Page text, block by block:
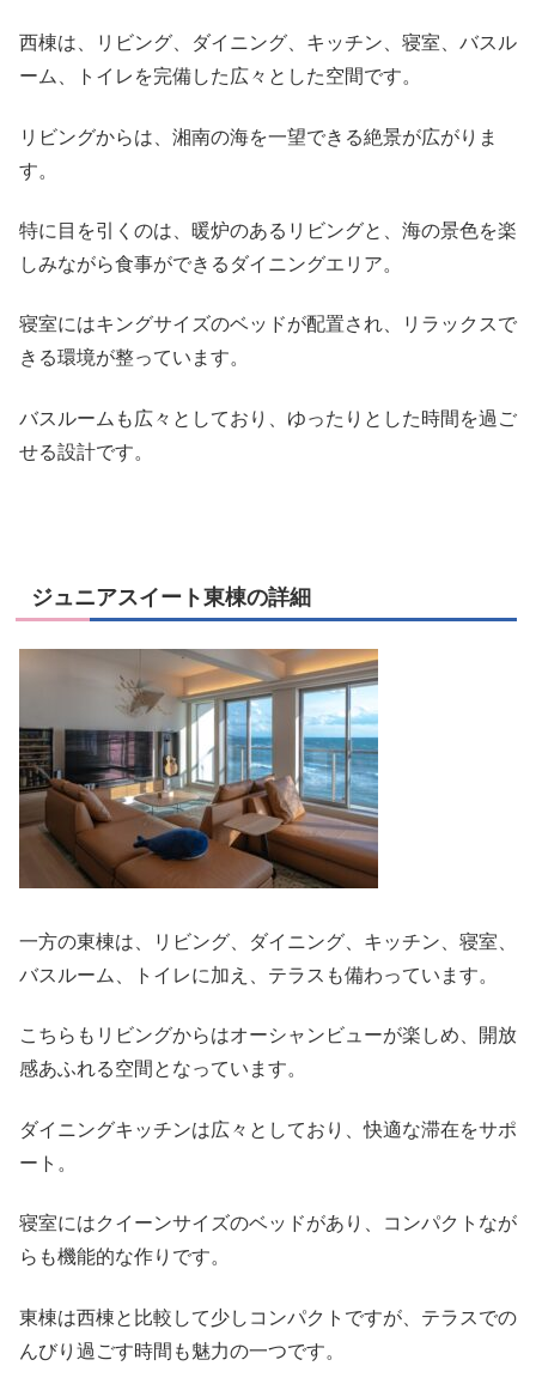
西棟は、リビング、ダイニング、キッチン、寝室、バスル
ーム、トイレを完備した広々とした空間です。
リビングからは、湘南の海を一望できる絶景が広がりま
す。
特に目を引くのは、暖炉のあるリビングと、海の景色を楽
しみながら食事ができるダイニングエリア。
寝室にはキングサイズのベッドが配置され、リラックスで
きる環境が整っています。
バスルームも広々としており、ゆったりとした時間を過ご
せる設計です。
ジュニアスイート東棟の詳細
一方の東棟は、リビング、ダイニング、キッチン、寝室、
バスルーム、トイレに加え、テラスも備わっています。
こちらもリビングからはオーシャンビューが楽しめ、開放
感あふれる空間となっています。
ダイニングキッチンは広々としており、快適な滞在をサポ
ート。
寝室にはクイーンサイズのベッドがあり、コンパクトなが
らも機能的な作りです。
東棟は西棟と比較して少しコンパクトですが、テラスでの
んびり過ごす時間も魅力の一つです。